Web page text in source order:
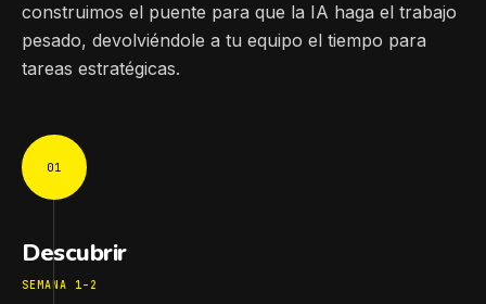
construimos el puente para que la IA haga el trabajo
pesado, devolviéndole a tu equipo el tiempo para
tareas estratégicas.
01
Descubrir
SEMANA 1–2